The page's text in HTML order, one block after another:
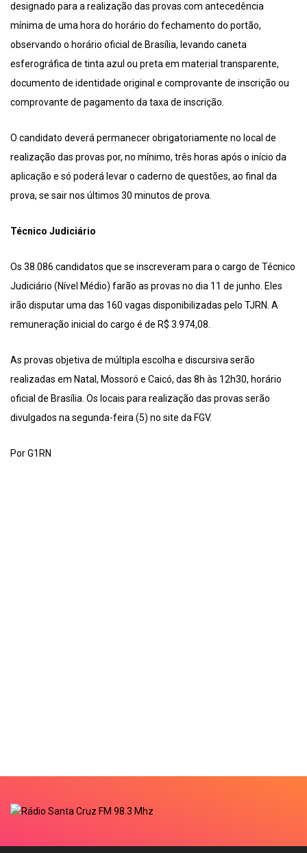
designado para a realização das provas com antecedência
mínima de uma hora do horário do fechamento do portão,
observando o horário oficial de Brasília, levando caneta
esferográfica de tinta azul ou preta em material transparente,
documento de identidade original e comprovante de inscrição ou
comprovante de pagamento da taxa de inscrição.
O candidato deverá permanecer obrigatoriamente no local de
realização das provas por, no mínimo, três horas após o início da
aplicação e só poderá levar o caderno de questões, ao final da
prova, se sair nos últimos 30 minutos de prova.
Técnico Judiciário
Os 38.086 candidatos que se inscreveram para o cargo de Técnico
Judiciário (Nível Médio) farão as provas no dia 11 de junho. Eles
irão disputar uma das 160 vagas disponibilizadas pelo TJRN. A
remuneração inicial do cargo é de R$ 3.974,08.
As provas objetiva de múltipla escolha e discursiva serão
realizadas em Natal, Mossoró e Caicó, das 8h às 12h30, horário
oficial de Brasília. Os locais para realização das provas serão
divulgados na segunda-feira (5) no site da FGV.
Por G1RN